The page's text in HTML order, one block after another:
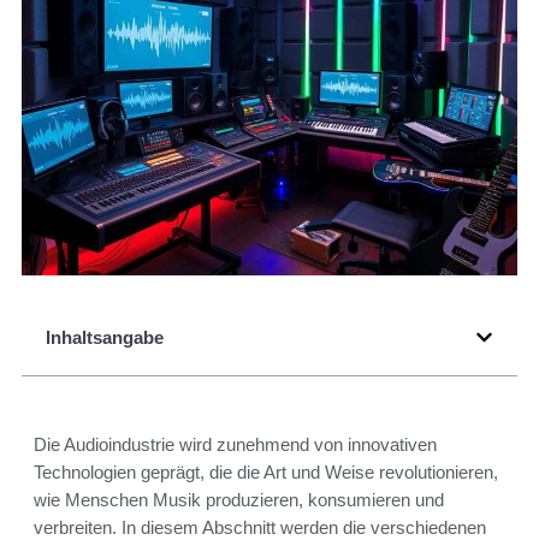
Inhaltsangabe
Die Audioindustrie wird zunehmend von innovativen
Technologien geprägt, die die Art und Weise revolutionieren,
wie Menschen Musik produzieren, konsumieren und
verbreiten. In diesem Abschnitt werden die verschiedenen